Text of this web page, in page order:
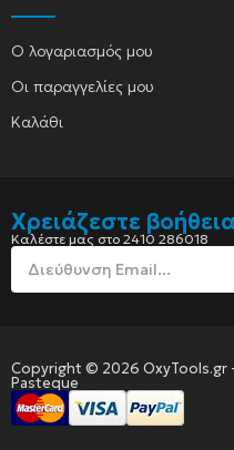
Ο λογαριασμός μου
Οι παραγγελίες μου
Καλάθι
Χρειάζεστε
Καλέστε μας στο 2410 286018
Copyright © 2026 OxyTools.gr
Pasteque